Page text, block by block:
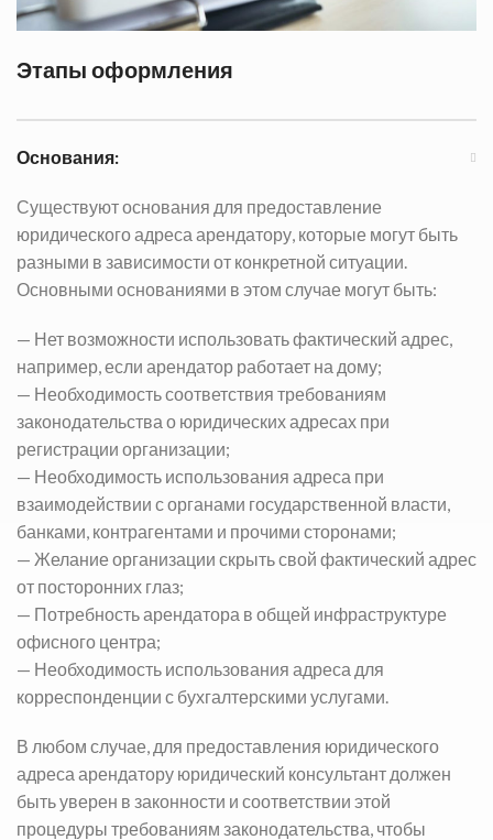
Этапы оформления
Основания:
Существуют основания для предоставление
юридического адреса арендатору, которые могут быть
разными в зависимости от конкретной ситуации.
Основными основаниями в этом случае могут быть:
— Нет возможности использовать фактический адрес,
например, если арендатор работает на дому;
— Необходимость соответствия требованиям
законодательства о юридических адресах при
регистрации организации;
— Необходимость использования адреса при
взаимодействии с органами государственной власти,
банками, контрагентами и прочими сторонами;
— Желание организации скрыть свой фактический адрес
от посторонних глаз;
— Потребность арендатора в общей инфраструктуре
офисного центра;
— Необходимость использования адреса для
корреспонденции с бухгалтерскими услугами.
В любом случае, для предоставления юридического
адреса арендатору юридический консультант должен
быть уверен в законности и соответствии этой
процедуры требованиям законодательства, чтобы